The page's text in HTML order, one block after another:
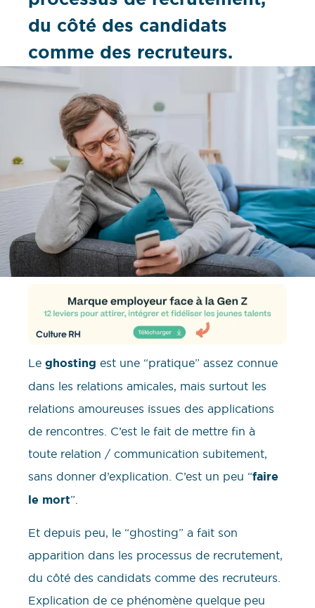
du côté des candidats
comme des recruteurs.
Le ghosting est une “pratique” assez connue
dans les relations amicales, mais surtout les
relations amoureuses issues des applications
de rencontres. C’est le fait de mettre fin à
toute relation / communication subitement,
sans donner d’explication. C’est un peu “faire
le mort”.
Et depuis peu, le “ghosting” a fait son
apparition dans les processus de recrutement,
du côté des candidats comme des recruteurs.
Explication de ce phénomène quelque peu